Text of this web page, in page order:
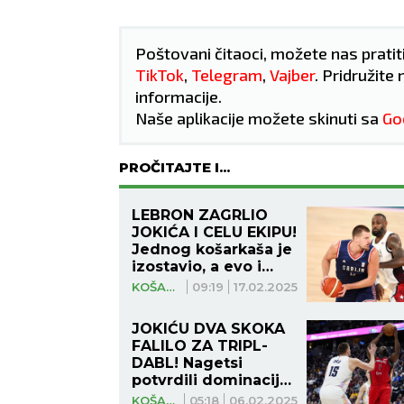
Poštovani čitaoci, možete nas
TikTok, Telegram, Vajber. Pridružite
informacije.
Naše aplikacije možete skinuti sa
PROČITAJTE I...
KOŠARKA 09:19 17.02.2025
LEBRON ZAGRLIO
JOKIĆA I CELU EKIPU!
Jednog košarkaša je
izostavio, a evo i
zašto! (VIDEO)
KOŠARKA 05:18 06.02.2025
JOKIĆU DVA SKOKA
FALILO ZA TRIPL-
DABL! Nagetsi
potvrdili dominaciju
nad Pelikansima!
NIŠ